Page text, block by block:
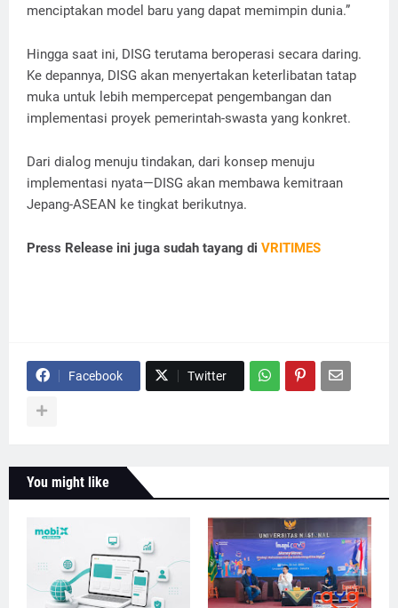
menciptakan model baru yang dapat memimpin dunia.”
Hingga saat ini, DISG terutama beroperasi secara daring.
Ke depannya, DISG akan menyertakan keterlibatan tatap
muka untuk lebih mempercepat pengembangan dan
implementasi proyek pemerintah-swasta yang konkret.
Dari dialog menuju tindakan, dari konsep menuju
implementasi nyata—DISG akan membawa kemitraan
Jepang-ASEAN ke tingkat berikutnya.
Press Release ini juga sudah tayang di VRITIMES
Facebook Twitter
You might like